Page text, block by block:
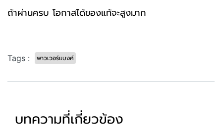
ถ้าผ่านครบ โอกาสได้ของแท้จะสูงมาก
Tags : พาวเวอร์แบงค์
บทความที่เกี่ยวข้อง